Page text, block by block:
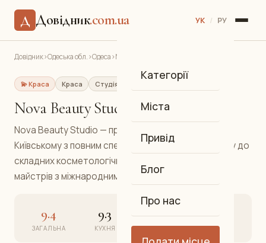
Д Довідник.com.ua УК / РУ
Категорії
Міста
Привід
Блог
Про нас
Довідник›Одеська обл.›Одеса›Nova Beauty Studio
💫 Краса Краса Студія краси Київський
Nova Beauty Studio
Nova Beauty Studio — преміальна студія краси на
Київському з повним спектром послуг: від манікюру до
складних косметологічних процедур. Команда
майстрів з міжнародними сертифікатами.
9.4
ЗАГАЛЬНА
9.3
КУХНЯ
9.5
АТМОСФЕРА
9.4
СЕРВІС